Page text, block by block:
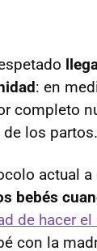
: en
completo
los partos.
actual
bebés
de hacer
con la